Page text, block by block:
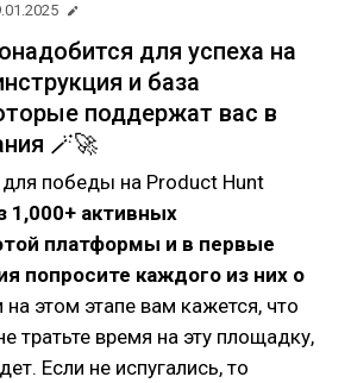
для успеха на
и база
поддержат вас в
🪄🚀
победы на Product Hunt
1,000+ активных
платформы и в первые
попросите каждого из них о
на этом этапе вам кажется, что
тратьте время на эту площадку,
Если не испугались, то